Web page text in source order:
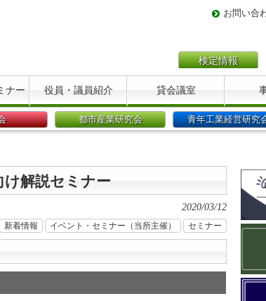
お問い合
検定情報
ナー 役員・議員紹介 貸会議室
都市産業研究会 青年工業経営研究
け解説セミナー
2020/03/12
新着情報 イベント・セミナー（当所主催） セミナー